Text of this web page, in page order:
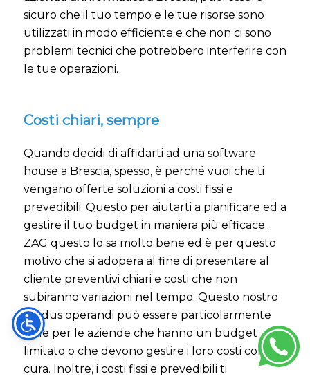
sicuro che il tuo tempo e le tue risorse sono
utilizzati in modo efficiente e che non ci sono
problemi tecnici che potrebbero interferire con
le tue operazioni.
Costi chiari, sempre
Quando decidi di affidarti ad una software
house a Brescia, spesso, è perché vuoi che ti
vengano offerte soluzioni a costi fissi e
prevedibili. Questo per aiutarti a pianificare ed a
gestire il tuo budget in maniera più efficace.
ZAG questo lo sa molto bene ed è per questo
motivo che si adopera al fine di presentare al
cliente preventivi chiari e costi che non
subiranno variazioni nel tempo. Questo nostro
modus operandi può essere particolarmente
utile per le aziende che hanno un budget
limitato o che devono gestire i loro costi con
cura. Inoltre, i costi fissi e prevedibili ti